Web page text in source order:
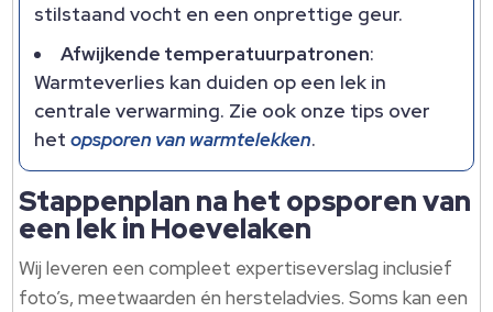
stilstaand vocht en een onprettige geur.​
Afwijkende temperatuurpatronen:
Warmteverlies kan duiden op een lek in
centrale verwarming.​ Zie ook onze tips over
hetopsporen van warmtelekken.​
Stappenplan na het opsporen van
een lek in Hoevelaken
Wij leveren een compleet expertiseverslag inclusief
foto’s, meetwaarden én hersteladvies.​ Soms kan een